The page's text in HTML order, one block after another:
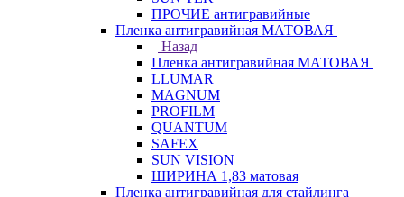
ПРОЧИЕ антигравийные
Пленка антигравийная МАТОВАЯ
Назад
Пленка антигравийная МАТОВАЯ
LLUMAR
MAGNUM
PROFILM
QUANTUM
SAFEX
SUN VISION
ШИРИНА 1,83 матовая
Пленка антигравийная для стайлинга